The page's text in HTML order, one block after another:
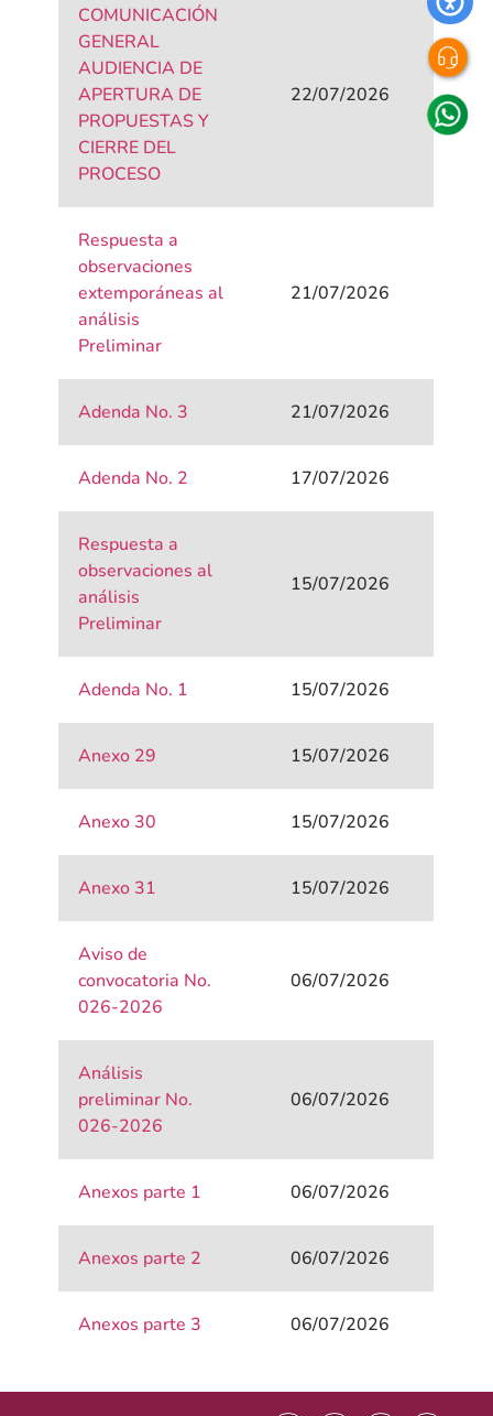
COMUNICACIÓN
GENERAL
AUDIENCIA DE
APERTURA DE
PROPUESTAS Y
CIERRE DEL
PROCESO
22/07/2026
Respuesta a
observaciones
extemporáneas al
análisis
Preliminar
21/07/2026
Adenda No. 3 21/07/2026
Adenda No. 2 17/07/2026
Respuesta a
observaciones al
análisis
Preliminar
15/07/2026
Adenda No. 1 15/07/2026
Anexo 29 15/07/2026
Anexo 30 15/07/2026
Anexo 31 15/07/2026
Aviso de
convocatoria No.
026-2026
06/07/2026
Análisis
preliminar No.
026-2026
06/07/2026
Anexos parte 1 06/07/2026
Anexos parte 2 06/07/2026
Anexos parte 3 06/07/2026